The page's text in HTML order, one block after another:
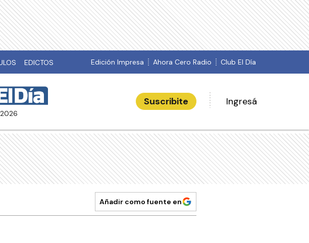
EDICTOS Edición Impresa Ahora Cero Radio Club El Día
Suscribite Ingresá
Añadir como fuente en